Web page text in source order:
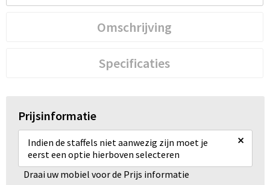
Omschrijving
Specificaties
Prijsinformatie
Indien de staffels niet aanwezig zijn moet je
eerst een optie hierboven selecteren
×
Draai uw mobiel voor de Prijs informatie